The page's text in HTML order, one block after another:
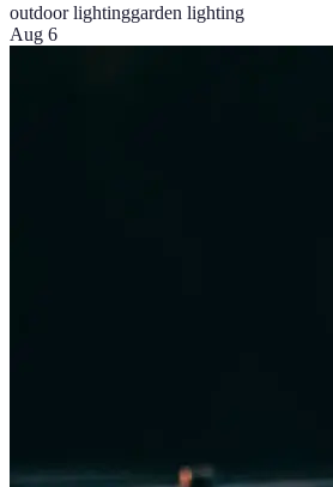
outdoor lightinggarden lighting
Aug 6